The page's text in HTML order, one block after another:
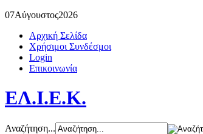
07Αύγουστος2026
Αρχική Σελίδα
Χρήσιμοι Συνδέσμοι
Login
Επικοινωνία
ΕΛ.Ι.Ε.Κ.
Αναζήτηση...